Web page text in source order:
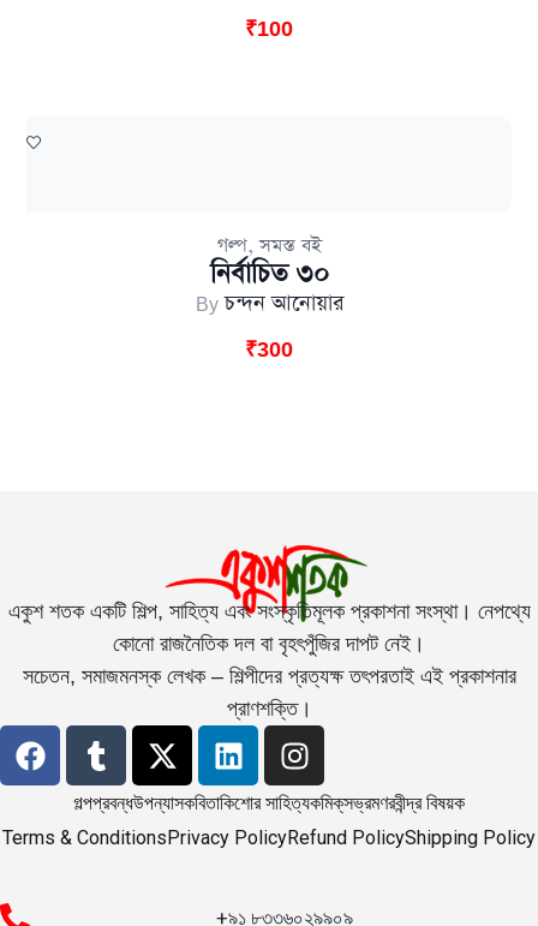
₹100
গল্প,সমস্ত বই
নির্বাচিত ৩০
Byচন্দন আনোয়ার
₹300
একুশ শতক একটি শিল্প, সাহিত্য এবং সংস্কৃতিমূলক প্রকাশনা সংস্থা। নেপথ্যে
কোনো রাজনৈতিক দল বা বৃহৎপুঁজির দাপট নেই।
সচেতন, সমাজমনস্ক লেখক – শিল্পীদের প্রত্যক্ষ তৎপরতাই এই প্রকাশনার
প্রাণশক্তি।
গল্পপ্রবন্ধউপন্যাসকবিতাকিশোর সাহিত্যকমিক্‌সভ্রমণরবীন্দ্র বিষয়ক
Terms & ConditionsPrivacy PolicyRefund PolicyShipping Policy
+৯১ ৮৩৩৬০২৯৯০৯